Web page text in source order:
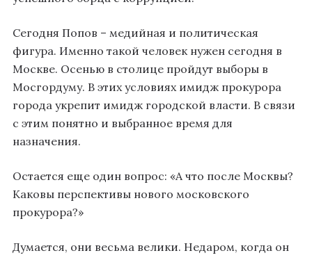
Сегодня Попов – медийная и политическая
фигура. Именно такой человек нужен сегодня в
Москве. Осенью в столице пройдут выборы в
Мосгордуму. В этих условиях имидж прокурора
города укрепит имидж городской власти. В связи
с этим понятно и выбранное время для
назначения.
Остается еще один вопрос: «А что после Москвы?
Каковы перспективы нового московского
прокурора?»
Думается, они весьма велики. Недаром, когда он